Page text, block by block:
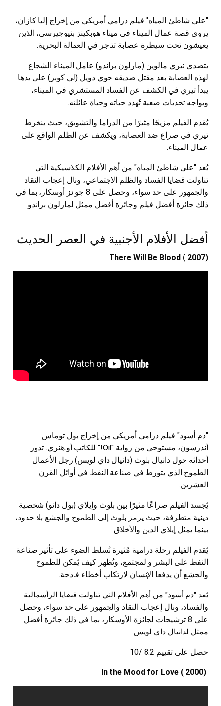
"على شاطئ المياه" فيلم درامي أمريكي من إخراج إليا كازان،
يروي قصة عمال الميناء في ميناء هوبكينز بنيوجيرسي، الذين
يعيشون تحت سيطرة عصابة تتاجر في العمالة البحرية.
يتصدى تيري مالوين (مارلون براندو) عامل الميناء الشجاع
لهذه العصابة بعد مقتل صديقه جوي دويل (لي كوبر) على يدها.
يبدأ تيري في الكشف عن الفساد المستشري في الميناء،
ويواجه تحديات صعبة تُهدد حياته وحياة عائلته.
يُقدم الفيلم مزيجًا مثيرًا من الدراما والتشويق، حيث ينخرط
تيري في صراع ضد العصابة، ويكشف عن الظلم الواقع على
عمال الميناء.
يُعد "على شاطئ المياه" من أهم الأفلام الكلاسيكية التي
تناولت قضايا الفساد والظلم الاجتماعي، ونال إعجاب النقاد
والجمهور على حد سواء، وحصل على 8 جوائز أوسكار، بما في
ذلك جائزة أفضل فيلم وجائزة أفضل ممثل لمارلون براندو.
أفضل الأفلام الأجنبية في العصر الحديث
There Will Be Blood ( 2007)
"دم أسود" فيلم درامي أمريكي من إخراج بول توماس
أندرسون، مستوحى من رواية "Oil!" للكاتب أو.هنري. تدور
أحداثه حول دانيال بلوث (دانيال داي لويس) رجل الأعمال
الطموح الذي يتورط في صناعة النفط في أوائل القرن
العشرين.
يُجسد الفيلم صراعًا مثيرًا بين بلوث وإيلاي (بول دانو) شخصية
دينية متطرفة، حيث يرمز بلوث إلى الطموح والجشع بلا حدود،
بينما يمثل إيلاي الدين والأخلاق.
يُقدم الفيلم رحلة درامية مُثيرة تُسلط الضوء على تأثير صناعة
النفط على البشر والمجتمع، وتُظهر كيف يُمكن للطموح
والجشع أن يدفعا الإنسان لارتكاب أخطاء فادحة.
يُعد "دم أسود" من أهم الأفلام التي تناولت قضايا الرأسمالية
والفساد، ونال إعجاب النقاد والجمهور على حد سواء، وحصل
على 8 ترشيحات لجائزة الأوسكار، بما في ذلك جائزة أفضل
ممثل لدانيال داي لويس.
حصل على تقييم 8.2 /10